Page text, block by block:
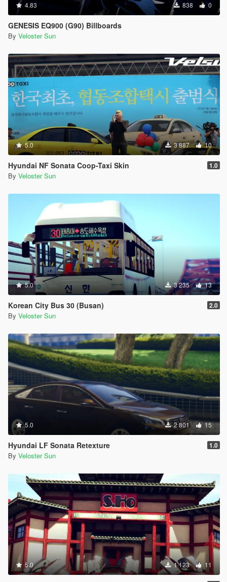
4.83 838 0
GENESIS EQ900 (G90) Billboards
By Veloster Sun
5.0 3 887 10
Hyundai NF Sonata Coop-Taxi Skin 1.0
By Veloster Sun
5.0 3 235 13
Korean City Bus 30 (Busan) 2.0
By Veloster Sun
5.0 2 801 15
Hyundai LF Sonata Retexture 1.0
By Veloster Sun
5.0 1 123 11